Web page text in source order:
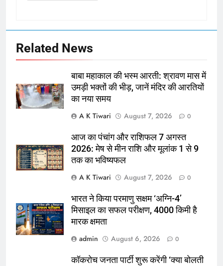
Related News
बाबा महाकाल की भस्म आरती: श्रावण मास में
उमड़ी भक्तों की भीड़, जानें मंदिर की आरतियों
का नया समय
A K Tiwari
August 7, 2026 0
आज का पंचांग और राशिफल 7 अगस्त
2026: मेष से मीन राशि और मूलांक 1 से 9
तक का भविष्यफल
A K Tiwari
August 7, 2026 0
भारत ने किया परमाणु सक्षम ‘अग्नि-4’
मिसाइल का सफल परीक्षण, 4000 किमी है
मारक क्षमता
admin
August 6, 2026 0
कॉकरोच जनता पार्टी शुरू करेंगी ‘क्या बोलती